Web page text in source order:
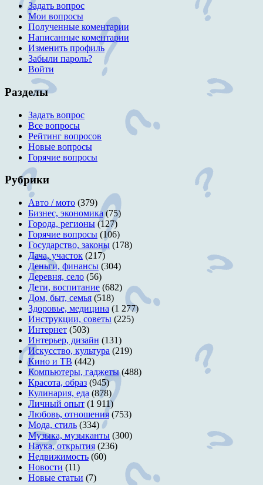
Задать вопрос
Мои вопросы
Полученные коментарии
Написанные коментарии
Изменить профиль
Забыли пароль?
Войти
Разделы
Задать вопрос
Все вопросы
Рейтинг вопросов
Новые вопросы
Горячие вопросы
Рубрики
Авто / мото (379)
Бизнес, экономика (75)
Города, регионы (127)
Горячие вопросы (106)
Государство, законы (178)
Дача, участок (217)
Деньги, финансы (304)
Деревня, село (56)
Дети, воспитание (682)
Дом, быт, семья (518)
Здоровье, медицина (1 277)
Инструкции, советы (225)
Интернет (503)
Интерьер, дизайн (131)
Искусство, культура (219)
Кино и ТВ (442)
Компьютеры, гаджеты(488)
Красота, образ (945)
Кулинария, еда (878)
Личный опыт (1 911)
Любовь, отношения (753)
Мода, стиль (334)
Музыка, музыканты (300)
Наука, открытия (236)
Недвижимость (60)
Новости (11)
Новые статьи (7)